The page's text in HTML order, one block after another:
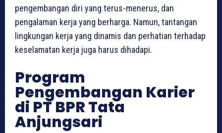
pengembangan diri yang terus-menerus, dan
pengalaman kerja yang berharga. Namun, tantangan
lingkungan kerja yang dinamis dan perhatian terhadap
keselamatan kerja juga harus dihadapi.
Program
Pengembangan Karier
di PT BPR Tata
Anjungsari